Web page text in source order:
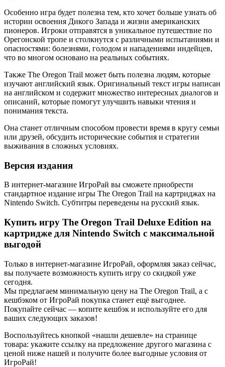
Особенно игра будет полезна тем, кто хочет больше узнать об
истории освоения Дикого Запада и жизни американских
пионеров. Игроки отправятся в уникальное путешествие по
Орегонской тропе и столкнутся с различными испытаниями и
опасностями: болезнями, голодом и нападениями индейцев,
что во многом основано на реальных событиях.
Также The Oregon Trail может быть полезна людям, которые
изучают английский язык. Оригинальный текст игры написан
на английском и содержит множество интересных диалогов и
описаний, которые помогут улучшить навыки чтения и
понимания текста.
Она станет отличным способом провести время в кругу семьи
или друзей, обсудить исторические события и стратегии
выживания в сложных условиях.
Версия издания
В интернет-магазине ИгроРай вы сможете приобрести
стандартное издание игры The Oregon Trail на картриджах на
Nintendo Switch. Субтитры переведены на русский язык.
Купить игру The Oregon Trail Deluxe Edition на
картридже для Nintendo Switch с максимальной
выгодой
Только в интернет-магазине ИгроРай, оформляя заказ сейчас,
вы получаете возможность купить игру со скидкой уже
сегодня.
Мы предлагаем минимальную цену на The Oregon Trail, а с
кешбэком от ИгроРай покупка станет ещё выгоднее.
Покупайте сейчас — копите кешбэк и используйте его для
ваших следующих заказов!
Воспользуйтесь кнопкой «нашли дешевле» на странице
товара: укажите ссылку на предложение другого магазина с
ценой ниже нашей и получите более выгодные условия от
ИгроРай!